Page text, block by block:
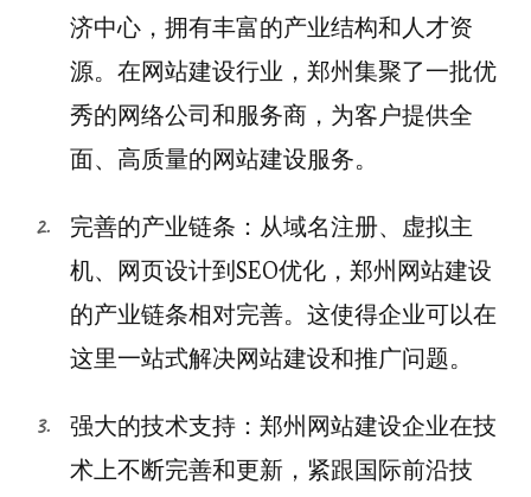
济中心，拥有丰富的产业结构和人才资
源。在网站建设行业，郑州集聚了一批优
秀的网络公司和服务商，为客户提供全
面、高质量的网站建设服务。
完善的产业链条：从域名注册、虚拟主
机、网页设计到SEO优化，郑州网站建设
的产业链条相对完善。这使得企业可以在
这里一站式解决网站建设和推广问题。
强大的技术支持：郑州网站建设企业在技
术上不断完善和更新，紧跟国际前沿技